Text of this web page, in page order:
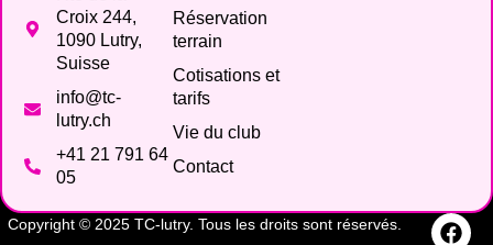
Croix 244,
1090 Lutry,
Suisse
info@tc-
lutry.ch
+41 21 791 64
05
Réservation
terrain
Cotisations et
tarifs
Vie du club
Contact
Copyright © 2025 TC-lutry. Tous les droits sont réservés.